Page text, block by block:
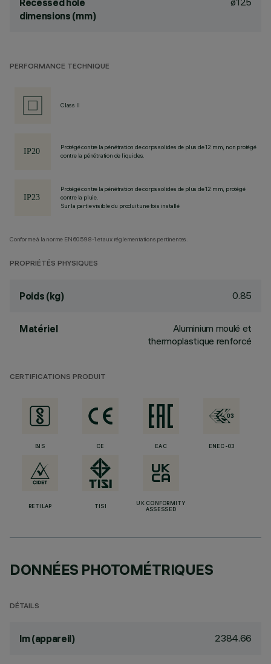
Recessed hole
dimensions (mm)
PERFORMANCE TECHNIQUE
Class II
Protégé contre la pénétration de corps solides de plus de 12 mm, non protégé
contre la pénétration de liquides.
Protégé contre la pénétration de corps solides de plus de 12 mm, protégé
contre la pluie.
Sur la partie visible du produit une fois installé
Conforme à la norme EN60598-1 et aux réglementations pertinentes.
PROPRIÉTÉS PHYSIQUES
Poids (kg) 0.85
Matériel
Aluminium moulé et
thermoplastique renforcé
CERTIFICATIONS PRODUIT
BIS CE EAC ENEC-03
RETILAP TISI
UK CONFORMITY
ASSESSED
DONNÉES PHOTOMÉTRIQUES
DÉTAILS
lm (appareil) 2384.66